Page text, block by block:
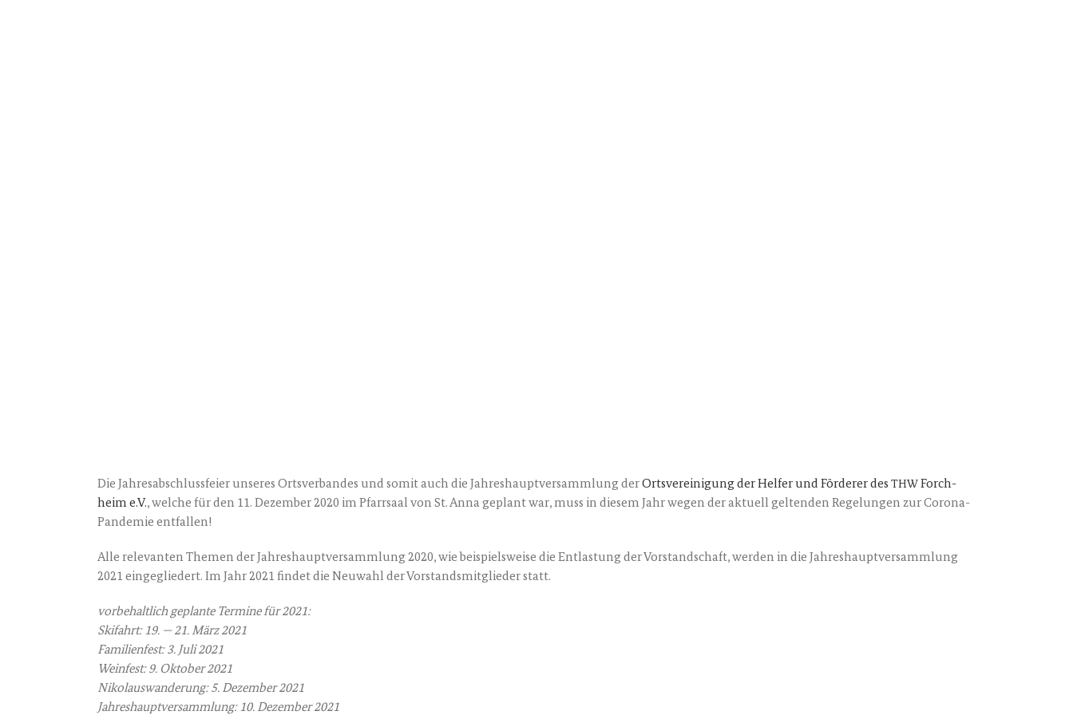
Die Jah­res­ab­schluss­fei­er unse­res Orts­ver­ban­des und somit auch die Jah­res­haupt­ver­samm­lung derOrts­ver­ei­ni­gung der Hel­fer und För­de­rer des THWForch­
heim e.V., wel­che für den 11. Dezem­ber 2020 im Pfarr­saal von St. Anna geplant war, muss in die­sem Jahr wegen der aktu­ell gel­ten­den Rege­lun­gen zur Coro­na-
Pan­de­mie entfallen!
Alle rele­van­ten The­men der Jah­res­haupt­ver­samm­lung 2020, wie bei­spiels­wei­se die Ent­las­tung der Vor­stand­schaft, wer­den in die Jah­res­haupt­ver­samm­lung
2021 ein­ge­glie­dert. Im Jahr 2021 fin­det die Neu­wahl der Vor­stands­mit­glie­der statt.
vor­be­halt­lich geplan­te Ter­mi­ne für 2021:
Ski­fahrt: 19. — 21. März 2021
Fami­li­en­fest: 3. Juli 2021
Wein­fest: 9. Okto­ber 2021
Niko­laus­wan­de­rung: 5. Dezem­ber 2021
Jah­res­haupt­ver­samm­lung: 10. Dezem­ber 2021